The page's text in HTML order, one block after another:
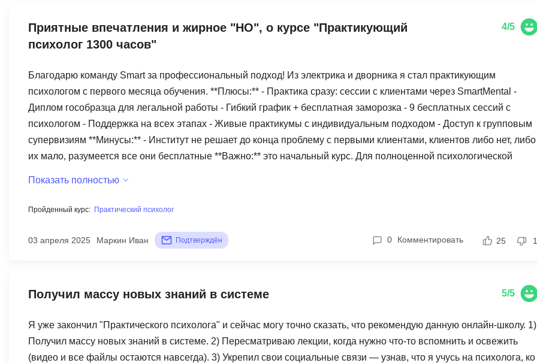
Приятные впечатления и жирное "НО", о курсе "Практикующий
психолог 1300 часов"
4/5
Благодарю команду Smart за профессиональный подход! Из электрика и дворника я стал практикующим
психологом с первого месяца обучения. **Плюсы:** - Практика сразу: сессии с клиентами через SmartMental -
Диплом гособразца для легальной работы - Гибкий график + бесплатная заморозка - 9 бесплатных сессий с
психологом - Поддержка на всех этапах - Живые практикумы с индивидуальным подходом - Доступ к групповым
супервизиям **Минусы:** - Институт не решает до конца проблему с первыми клиентами, клиентов либо нет, либо
их мало, разумеется все они бесплатные **Важно:** это начальный курс. Для полноценной психологической
разобрались, клиентов у вас не будет. Но как старт изменений в жизни - идеален! Как база для
тем, кто ФИНАНСОВО готов к серьезному профессиональному пути.
Показать полностью
Пройденный курс: Практический психолог
03 апреля 2025 Маркин Иван Подтверждён 0 Комментировать 25 1
Получил массу новых знаний в системе 5/5
Я уже закончил "Практического психолога" и сейчас могу точно сказать, что рекомендую данную онлайн-школу. 1)
Получил массу новых знаний в системе. 2) Пересматриваю лекции, когда нужно что-то вспомнить и освежить
(видео и все файлы остаются навсегда). 3) Укрепил свои социальные связи — узнав, что я учусь на психолога, ко